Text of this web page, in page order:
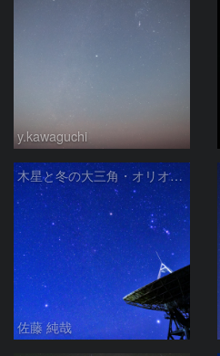
y.kawaguchi
木星と冬の大三角・オリオン座と、さくら宇宙公園のパラボラアンテナ
佐藤 純哉